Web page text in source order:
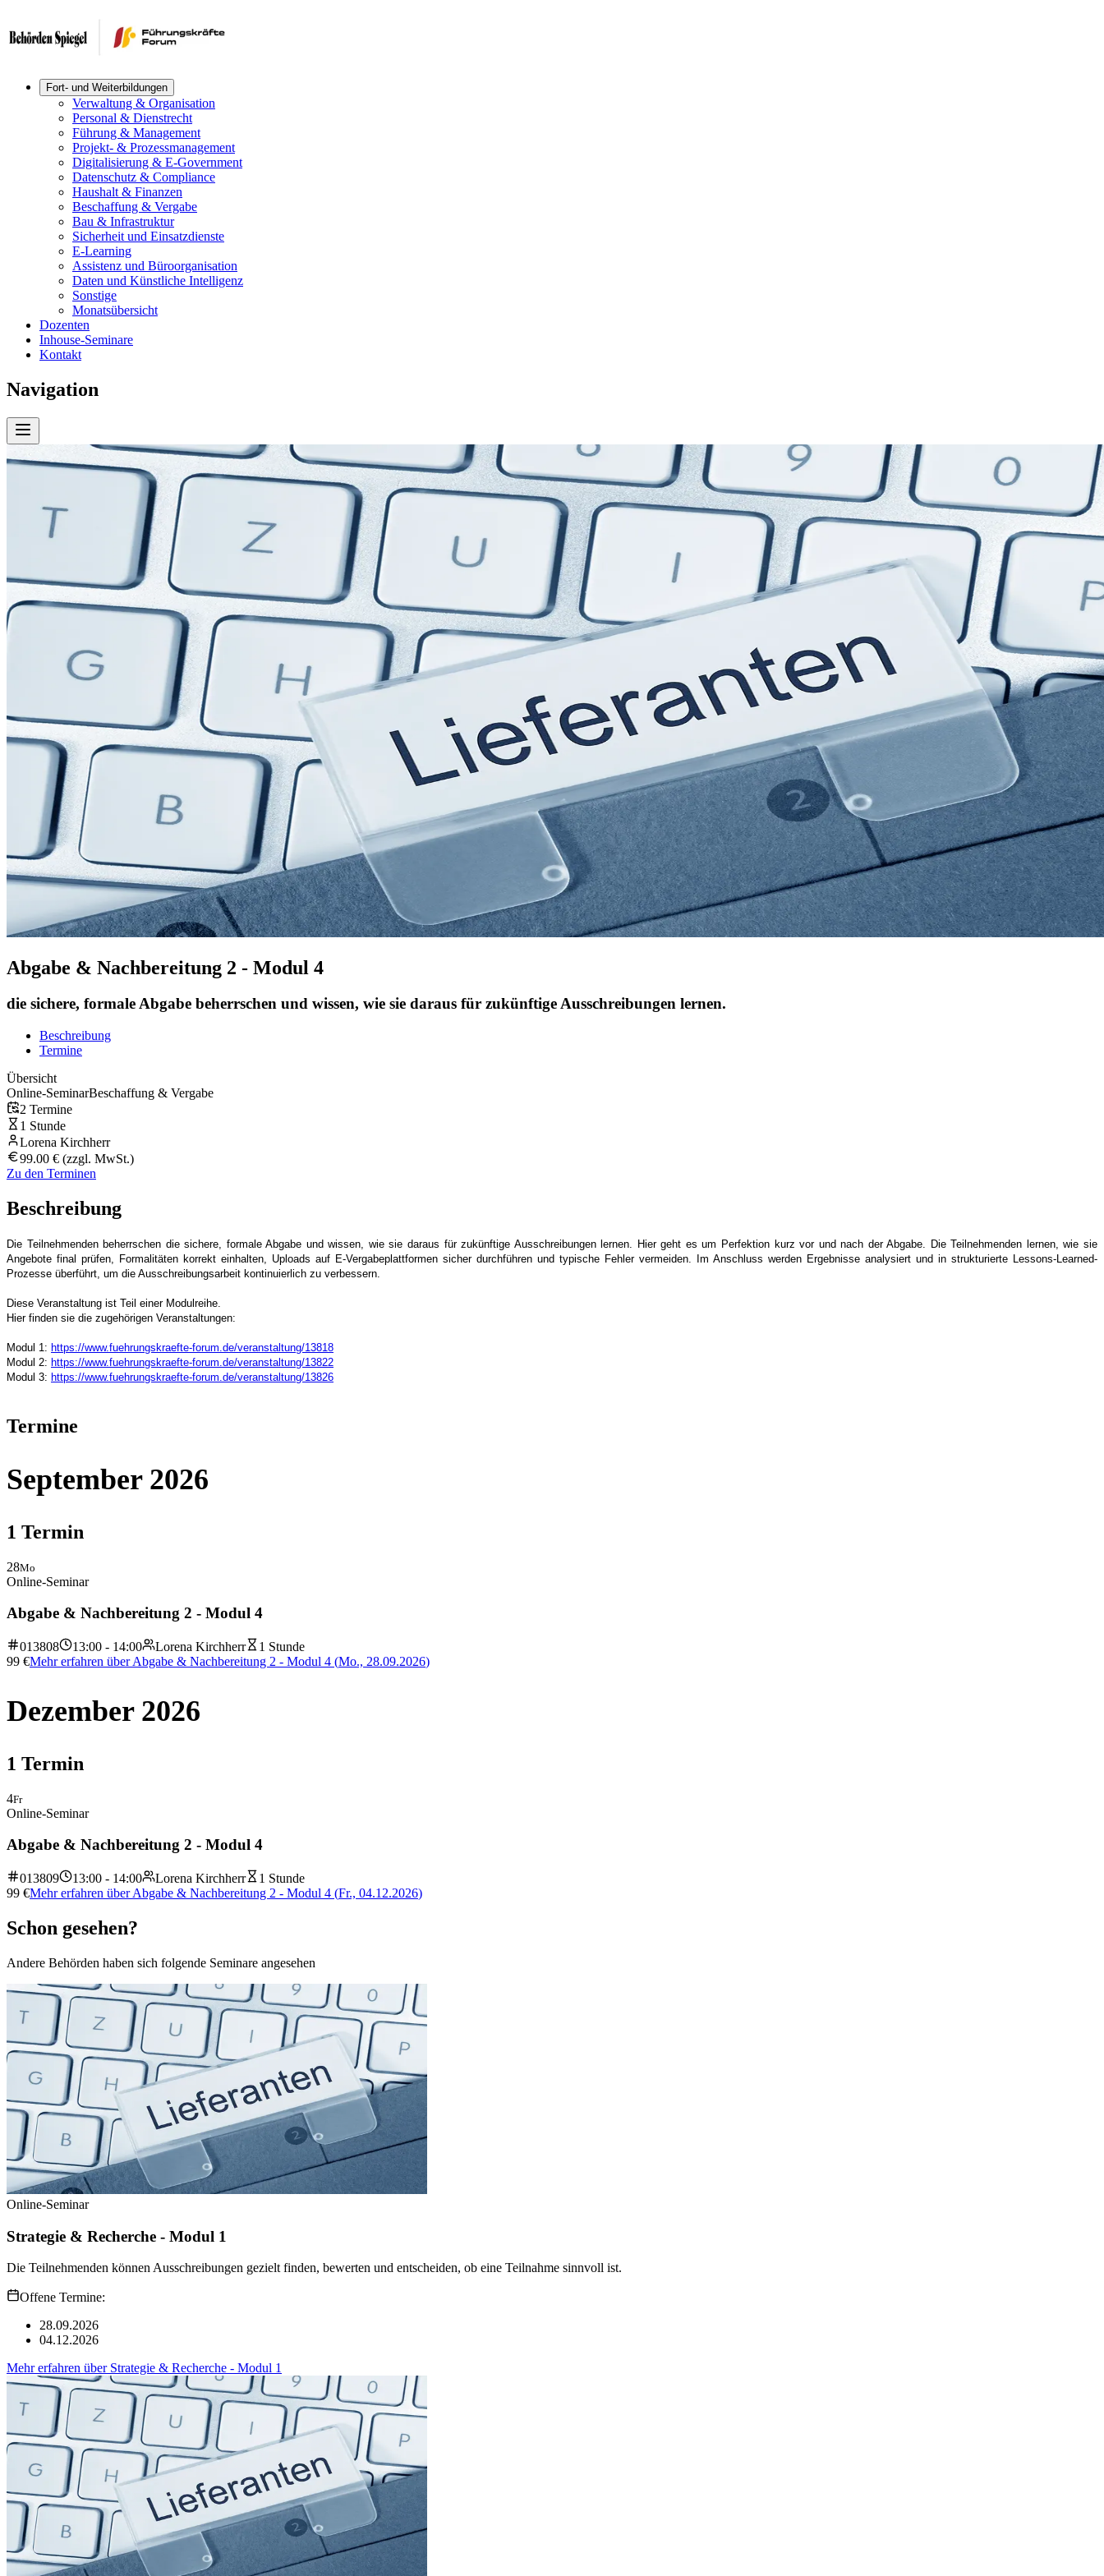
Fort- und Weiterbildungen
Verwaltung & Organisation
Personal & Dienstrecht
Führung & Management
Projekt- & Prozessmanagement
Digitalisierung & E-Government
Datenschutz & Compliance
Haushalt & Finanzen
Beschaffung & Vergabe
Bau & Infrastruktur
Sicherheit und Einsatzdienste
E-Learning
Assistenz und Büroorganisation
Daten und Künstliche Intelligenz
Sonstige
Monatsübersicht
Dozenten
Inhouse-Seminare
Kontakt
Navigation
Abgabe & Nachbereitung 2 - Modul 4
die sichere, formale Abgabe beherrschen und wissen, wie sie daraus für zukünftige Ausschreibungen lernen.
Beschreibung
Termine
Übersicht
Online-SeminarBeschaffung & Vergabe
2 Termine
1 Stunde
Lorena Kirchherr
99.00 € (zzgl. MwSt.)
Zu den Terminen
Beschreibung
Die Teilnehmenden beherrschen die sichere, formale Abgabe und wissen, wie sie daraus für zukünftige Ausschreibungen lernen. Hier geht es um Perfektion kurz vor und nach der Abgabe. Die Teilnehmenden lernen, wie sie
Angebote final prüfen, Formalitäten korrekt einhalten, Uploads auf E-Vergabeplattformen sicher durchführen und typische Fehler vermeiden. Im Anschluss werden Ergebnisse analysiert und in strukturierte Lessons-Learned-
Prozesse überführt, um die Ausschreibungsarbeit kontinuierlich zu verbessern.
Diese Veranstaltung ist Teil einer Modulreihe.
Hier finden sie die zugehörigen Veranstaltungen:
Modul 1: https://www.fuehrungskraefte-forum.de/veranstaltung/13818
Modul 2: https://www.fuehrungskraefte-forum.de/veranstaltung/13822
Modul 3: https://www.fuehrungskraefte-forum.de/veranstaltung/13826
Termine
September 2026
1 Termin
28Mo
Online-Seminar
Abgabe & Nachbereitung 2 - Modul 4
013808 13:00 - 14:00 Lorena Kirchherr
1 Stunde
99 €Mehr erfahren überAbgabe & Nachbereitung 2 - Modul 4 (Mo., 28.09.2026)
Dezember 2026
1 Termin
4Fr
Online-Seminar
Abgabe & Nachbereitung 2 - Modul 4
013809 13:00 - 14:00 Lorena Kirchherr
1 Stunde
99 €Mehr erfahren überAbgabe & Nachbereitung 2 - Modul 4 (Fr., 04.12.2026)
Schon gesehen?
Andere Behörden haben sich folgende Seminare angesehen
Online-Seminar
Strategie & Recherche - Modul 1
Die Teilnehmenden können Ausschreibungen gezielt finden, bewerten und entscheiden, ob eine Teilnahme sinnvoll ist.
Offene Termine:
28.09.2026
04.12.2026
Mehr erfahren über Strategie & Recherche - Modul 1